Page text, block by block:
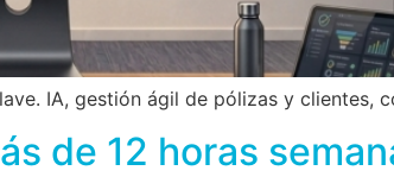
IA, gestión ágil de pólizas y clientes,
de 12 horas